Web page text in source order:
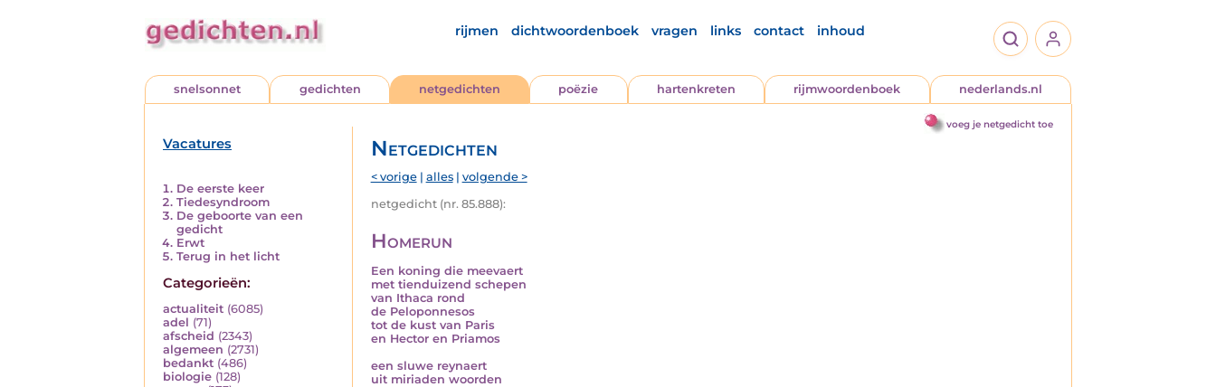
rijmen dichtwoordenboek vragen links contact inhoud
snelsonnet gedichten netgedichten poëzie hartenkreten rijmwoordenboek nederlands.nl
voeg je netgedicht toe
Vacatures
De eerste keer
Tiedesyndroom
De geboorte van een
gedicht
Erwt
Terug in het licht
Categorieën:
actualiteit (6085)
adel (71)
afscheid (2343)
algemeen (2731)
bedankt (486)
biologie (128)
Netgedichten
< vorige| alles| volgende >
netgedicht (nr. 85.888):
Homerun
Een koning die meevaert
met tienduizend schepen
van Ithaca rond
de Peloponnesos
tot de kust van Paris
en Hector en Priamos
een sluwe reynaert
uit miriaden woorden